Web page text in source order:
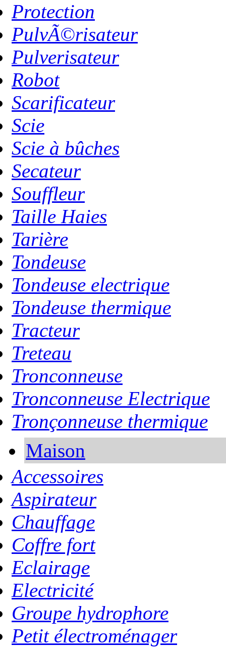
Protection
PulvÃ©risateur
Pulverisateur
Robot
Scarificateur
Scie
Scie à bûches
Secateur
Souffleur
Taille Haies
Tarière
Tondeuse
Tondeuse electrique
Tondeuse thermique
Tracteur
Treteau
Tronconneuse
Tronconneuse Electrique
Tronçonneuse thermique
Maison
Accessoires
Aspirateur
Chauffage
Coffre fort
Eclairage
Electricité
Groupe hydrophore
Petit électroménager